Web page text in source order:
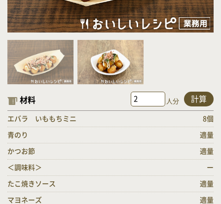
材料 人分 計算
エバラ いももちミニ 8個
青のり 適量
かつお節 適量
＜調味料＞ ー
たこ焼きソース 適量
マヨネーズ 適量